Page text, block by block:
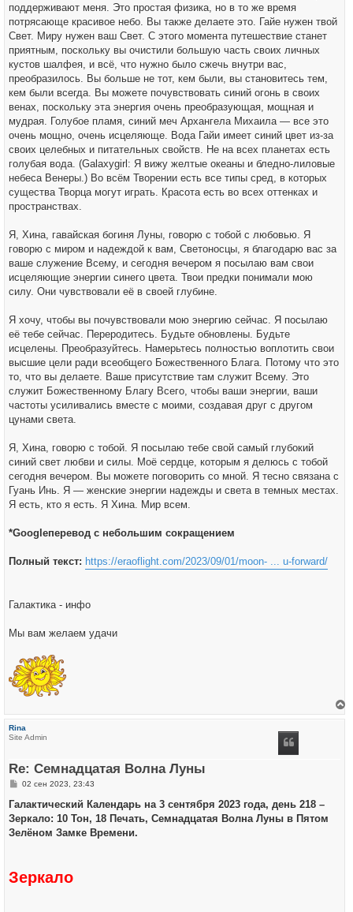
поддерживают меня. Это простая физика, но в то же время
потрясающе красивое небо. Вы также делаете это. Гайе нужен твой
Свет. Миру нужен ваш Свет. С этого момента путешествие станет
приятным, поскольку вы очистили большую часть своих личных
кустов шалфея, и всё, что нужно было сжечь внутри вас,
преобразилось. Вы больше не тот, кем были, вы становитесь тем,
кем были всегда. Вы можете почувствовать синий огонь в своих
венах, поскольку эта энергия очень преобразующая, мощная и
мудрая. Голубое пламя, синий меч Архангела Михаила — все это
очень мощно, очень исцеляюще. Вода Гайи имеет синий цвет из-за
своих целебных и питательных свойств. Не на всех планетах есть
голубая вода. (Galaxygirl: Я вижу желтые океаны и бледно-лиловые
небеса Венеры.) Во всём Творении есть все типы сред, в которых
существа Творца могут играть. Красота есть во всех оттенках и
пространствах.
Я, Хина, гавайская богиня Луны, говорю с тобой с любовью. Я
говорю с миром и надеждой к вам, Светоносцы, я благодарю вас за
ваше служение Всему, и сегодня вечером я посылаю вам свои
исцеляющие энергии синего цвета. Твои предки понимали мою
силу. Они чувствовали её в своей глубине.
Я хочу, чтобы вы почувствовали мою энергию сейчас. Я посылаю
её тебе сейчас. Переродитесь. Будьте обновлены. Будьте
исцелены. Преобразуйтесь. Намерьтесь полностью воплотить свои
высшие цели ради всеобщего Божественного Блага. Потому что это
то, что вы делаете. Ваше присутствие там служит Всему. Это
служит Божественному Благу Всего, чтобы ваши энергии, ваши
частоты усиливались вместе с моими, создавая друг с другом
цунами света.
Я, Хина, говорю с тобой. Я посылаю тебе свой самый глубокий
синий свет любви и силы. Моё сердце, которым я делюсь с тобой
сегодня вечером. Вы можете поговорить со мной. Я тесно связана с
Гуань Инь. Я — женские энергии надежды и света в темных местах.
Я есть, кто я есть. Я Хина. Мир всем.
*Googleперевод с небольшим сокращением
Полный текст: https://eraoflight.com/2023/09/01/moon- ... u-forward/
Галактика - инфо
Мы вам желаем удачи
Rina
Site Admin
Re: Семнадцатая Волна Луны
С
о
щ
е
02 сен 2023, 23:43
Галактический Календарь на 3 сентября 2023 года, день 218 –
Зеркало: 10 Тон, 18 Печать, Семнадцатая Волна Луны в Пятом
Зелёном Замке Времени.
Зеркало